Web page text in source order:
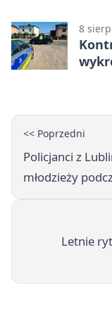
8
<< Poprzedni
Policjanci z
młodzieży
Letnie